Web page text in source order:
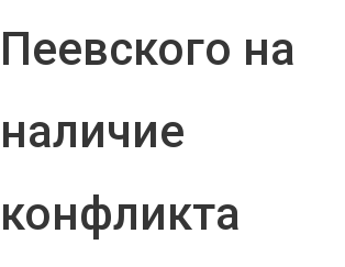
Пеевского на
наличие
конфликта